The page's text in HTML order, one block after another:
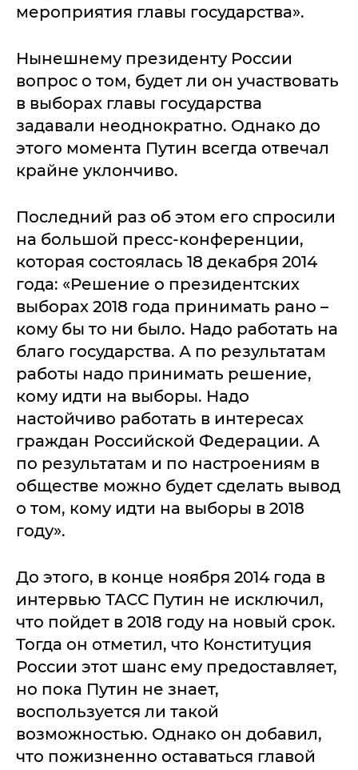
мероприятия главы государства».
Нынешнему президенту России
вопрос о том, будет ли он участвовать
в выборах главы государства
задавали неоднократно. Однако до
этого момента Путин всегда отвечал
крайне уклончиво.
Последний раз об этом его спросили
на большой пресс-конференции,
которая состоялась 18 декабря 2014
года: «Решение о президентских
выборах 2018 года принимать рано –
кому бы то ни было. Надо работать на
благо государства. А по результатам
работы надо принимать решение,
кому идти на выборы. Надо
настойчиво работать в интересах
граждан Российской Федерации. А
по результатам и по настроениям в
обществе можно будет сделать вывод
о том, кому идти на выборы в 2018
году».
До этого, в конце ноября 2014 года в
интервью ТАСС Путин не исключил,
что пойдет в 2018 году на новый срок.
Тогда он отметил, что Конституция
России этот шанс ему предоставляет,
но пока Путин не знает,
воспользуется ли такой
возможностью. Однако он добавил,
что пожизненно оставаться главой